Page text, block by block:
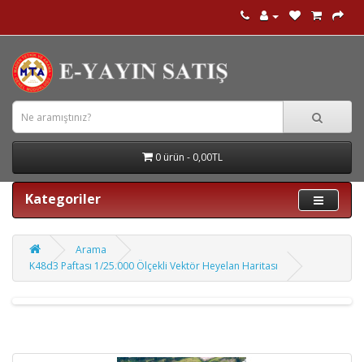
0 ürün - 0,00TL
Kategoriler
Arama
K48d3 Paftası 1/25.000 Ölçekli Vektör Heyelan Haritası